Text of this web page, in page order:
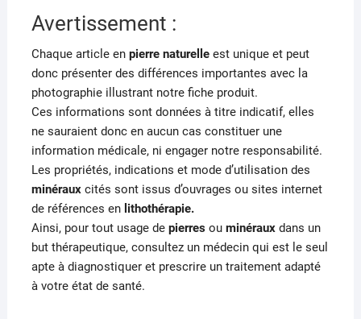
Avertissement :
Chaque article enpierre naturelleest unique et peut
donc présenter des différences importantes avec la
photographie illustrant notre fiche produit.
Ces informations sont données à titre indicatif, elles
ne sauraient donc en aucun cas constituer une
information médicale, ni engager notre responsabilité.
Les propriétés, indications et mode d’utilisation des
minérauxcités sont issus d’ouvrages ou sites internet
de références en lithothérapie.
Ainsi, pour tout usage de pierresou minérauxdans un
but thérapeutique, consultez un médecin qui est le seul
apte à diagnostiquer et prescrire un traitement adapté
à votre état de santé.